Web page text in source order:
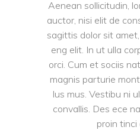
Aenean sollicitudin,
auctor, nisi elit de
sagittis dolor sit
eng elit. In ut ulla
orci. Cum et sociis
magnis parturie
lus mus. Vestibu ni
convallis. Des ece
proin tinci